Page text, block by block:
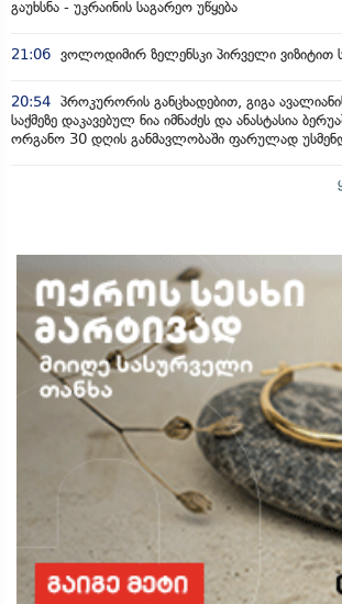
გაუხსნა - უკრაინის საგარეო უწყება
21:06 ვოლოდიმირ ზელენსკი პირველი ვიზიტით
20:54 პროკურორის განცხადებით, გიგა
საქმეზე დაკავებულ ნია იმნაძეს და ანასტასია
ორგანო 30 დღის განმავლობაში ფარულად